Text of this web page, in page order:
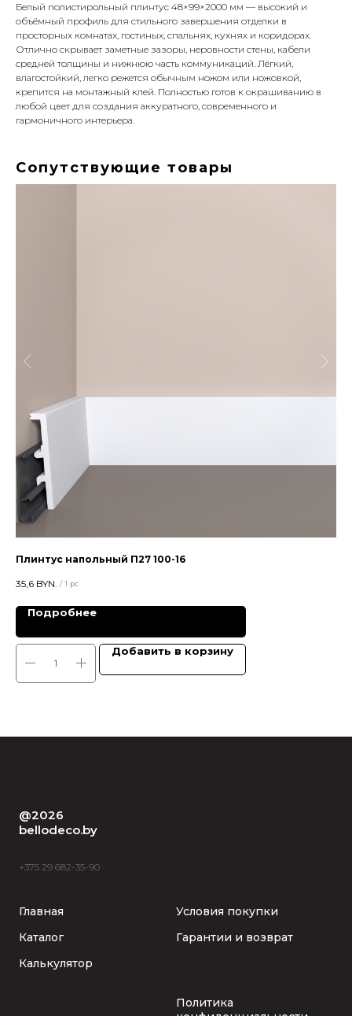
Белый полистирольный плинтус 48×99×2000 мм — высокий и
объёмный профиль для стильного завершения отделки в
просторных комнатах, гостиных, спальнях, кухнях и коридорах.
Отлично скрывает заметные зазоры, неровности стены, кабели
средней толщины и нижнюю часть коммуникаций. Лёгкий,
влагостойкий, легко режется обычным ножом или ножовкой,
крепится на монтажный клей. Полностью готов к окрашиванию в
любой цвет для создания аккуратного, современного и
гармоничного интерьера.
Сопутствующие товары
Плинтус напольный П27 100-16
35,6 BYN. / 1 pc
Подробнее
Добавить в корзину
@2026
bellodeco.by
+375 29 682-35-90
Главная
Каталог
Калькулятор
Условия покупки
Гарантии и возврат
Политика